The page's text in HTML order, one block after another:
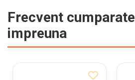
Frecvent cumparate
impreuna